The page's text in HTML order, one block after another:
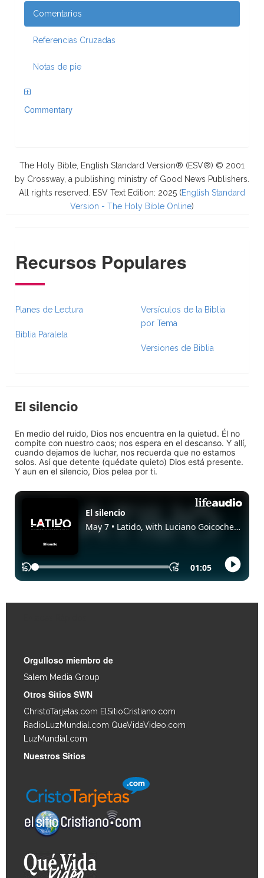
Comentarios
Referencias Cruzadas
Notas de pie
Commentary
The Holy Bible, English Standard Version® (ESV®) © 2001
by Crossway, a publishing ministry of Good News Publishers.
All rights reserved. ESV Text Edition: 2025 (English Standard
Version - The Holy Bible Online)
Recursos Populares
Planes de Lectura
Biblia Paralela
Versículos de la Biblia
por Tema
Versiones de Biblia
El silencio
En medio del ruido, Dios nos encuentra en la quietud. Él no
compite con nuestro caos; nos espera en el descanso. Y allí,
cuando dejamos de luchar, nos recuerda que no estamos
solos. Así que detente (quédate quieto) Dios está presente.
Y aun en el silencio, Dios pelea por ti.
Orgulloso miembro de
Salem Media Group
Otros Sitios SWN
ChristoTarjetas.com ElSitioCristiano.com
RadioLuzMundial.com QueVidaVideo.com
LuzMundial.com
Nuestros Sitios